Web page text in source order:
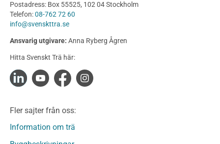
Produkter
Konstruktionsvirke
Konstruktionsvirke Behandlat
Konstruktionsvirke Fingerskarvat
Konstruktionsvirke Fingerskarvat Obehandlat
Limträ
Fanerträ
Fanerträ Obehandlat
Postadress: Box 55525, 102 04 Stockholm
Telefon:08-762 72 60
info@svenskttra.se
Ansvarig utgivare: Anna Ryberg Ågren
Hitta Svenskt Trä här:
Fler sajter från oss:
Information om trä